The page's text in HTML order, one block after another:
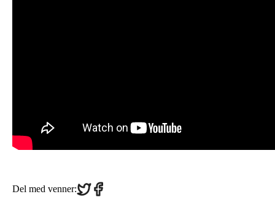
Del med venner:Share
on
Share
on